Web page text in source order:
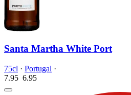
Santa Martha White Port
75cl · Portugal ·
7.95 6.95